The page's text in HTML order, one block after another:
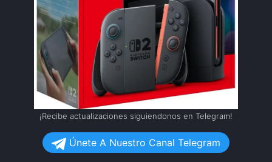
¡Recibe actualizaciones siguiendonos en Telegram!
Únete A Nuestro Canal Telegram